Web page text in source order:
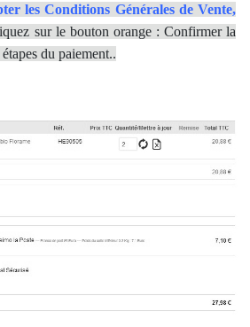
les Conditions Générales de Vente,
sur le bouton orange : Confirmer la
du paiement..